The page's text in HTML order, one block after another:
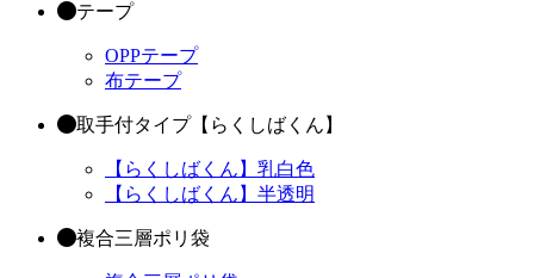
テープ
OPPテープ
布テープ
取手付タイプ【らくしばくん】
【らくしばくん】乳白色
【らくしばくん】半透明
複合三層ポリ袋